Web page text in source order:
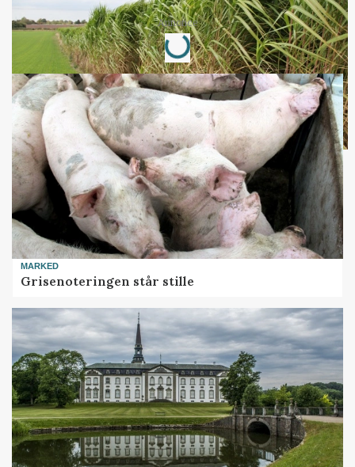
Annonce
Loading...
MARKED
Grisenoteringen står stille